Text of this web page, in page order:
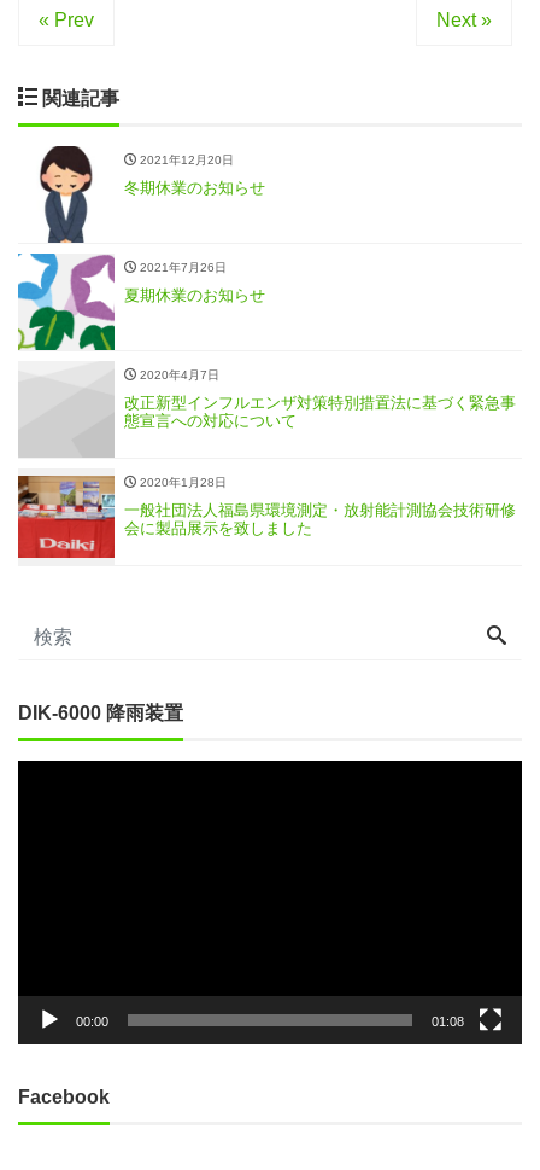
« Prev Next »
関連記事
2021年12月20日
冬期休業のお知らせ
2021年7月26日
夏期休業のお知らせ
2020年4月7日
改正新型インフルエンザ対策特別措置法に基づく緊急事
態宣言への対応について
2020年1月28日
一般社団法人福島県環境測定・放射能計測協会技術研修
会に製品展示を致しました
DIK-6000 降雨装置
00:00 01:08
Facebook